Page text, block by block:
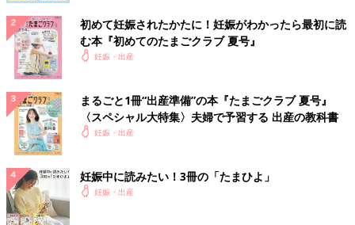
初めて妊娠されたかたに！妊娠がわかったら最初に読
む本『初めてのたまごクラブ 夏号』
妊娠・出産
まるごと1冊“出産準備”の本『たまごクラブ 夏号』
〈スペシャル大特集〉夫婦で予習する 出産の教科書
妊娠・出産
妊娠中に読みたい！3冊の「たまひよ」
妊娠・出産